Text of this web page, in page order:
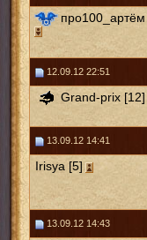
12.09.12 22:51
Grand-prix [12]
13.09.12 14:41
Irisya [5]
13.09.12 14:43